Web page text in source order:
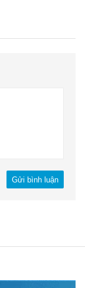
Gửi bình luận